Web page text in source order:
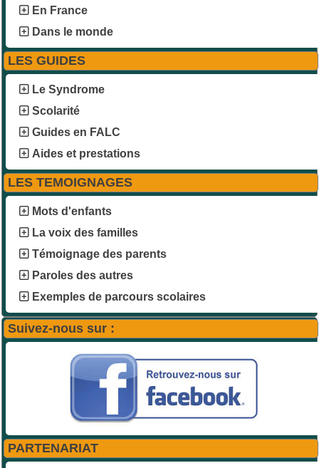
En France
Dans le monde
LES GUIDES
Le Syndrome
Scolarité
Guides en FALC
Aides et prestations
LES TEMOIGNAGES
Mots d'enfants
La voix des familles
Témoignage des parents
Paroles des autres
Exemples de parcours scolaires
Suivez-nous sur :
PARTENARIAT